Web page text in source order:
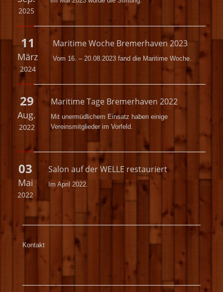
2025
11
März
2024
Maritime Woche Bremerhaven 2023
Vom 16. – 20.08.2023 fand die Maritime Woche.
29
Aug.
2022
Maritime Tage Bremerhaven 2022
Mit unermüdlichem Einsatz haben einige
Vereinsmitglieder im Vorfeld.
03
Mai
2022
Salon auf der WELLE restauriert
Im April 2022.
Kontakt